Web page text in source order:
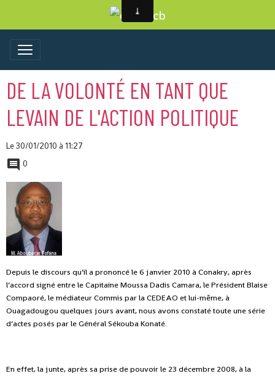
DE LA VOLONTÉ EN TANT QUE
LEVAIN DE L'ACTION POLITIQUE
Le 30/01/2010 à 11:27
0
Depuis le discours qu’il a prononcé le 6 janvier 2010 à Conakry, après
l’accord signé entre le Capitaine Moussa Dadis Camara, le Président Blaise
Compaoré, le médiateur Commis par la CEDEAO et lui-même, à
Ouagadougou quelques jours avant, nous avons constaté toute une série
d’actes posés par le Général Sékouba Konaté.
En effet, la junte, après sa prise de pouvoir le 23 décembre 2008, à la